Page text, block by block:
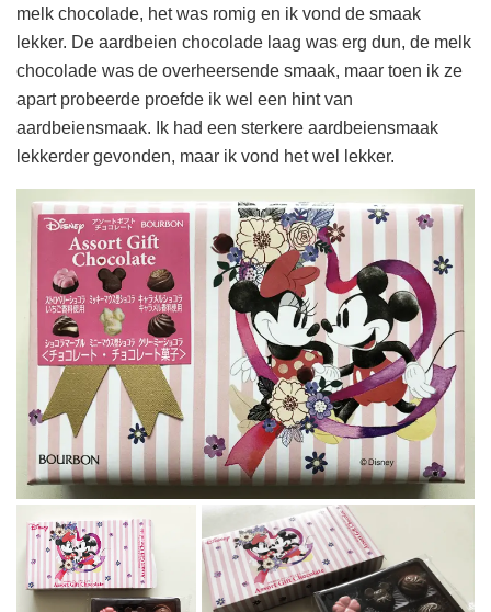
melk chocolade, het was romig en ik vond de smaak
lekker. De aardbeien chocolade laag was erg dun, de melk
chocolade was de overheersende smaak, maar toen ik ze
apart probeerde proefde ik wel een hint van
aardbeiensmaak. Ik had een sterkere aardbeiensmaak
lekkerder gevonden, maar ik vond het wel lekker.